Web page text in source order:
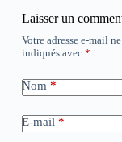
Laisser un
Votre adresse e-mail
indiqués avec *
Nom *
E-mail *